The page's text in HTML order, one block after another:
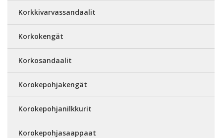
Korkkivarvassandaalit
Korkokengät
Korkosandaalit
Korokepohjakengät
Korokepohjanilkkurit
Korokepohjasaappaat